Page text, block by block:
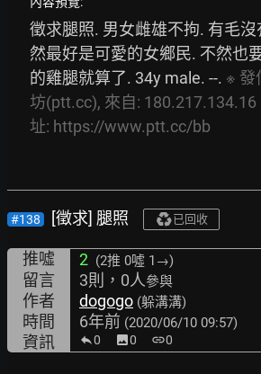
徵求腿照. 男女雌雄不拘. 有毛
然最好是可愛的女鄉民. 不然也
的雞腿就算了. 34y male. --. ※ 發
坊(ptt.cc), 來自: 180.217.134.16
址: https://www.ptt.cc/bb
#138 [徵求] 腿照 已回收
推噓 2 (2推 0噓 1→)
留言 3則，0人參與
作者 dogogo (躲溝溝)
時間 6年前 (2020/06/10 09:57)
資訊 0 image0 link0